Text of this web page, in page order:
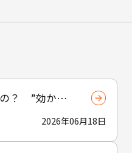
？ ”効かな
使い方 2026年06月18日